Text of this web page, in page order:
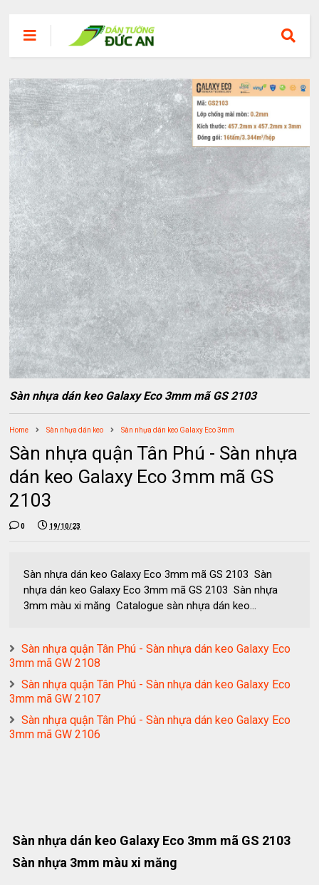
Sàn nhựa dán keo Galaxy Eco 3mm mã GS 2103
Home Sàn nhựa dán keo Sàn nhựa dán keo Galaxy Eco 3mm
Sàn nhựa quận Tân Phú - Sàn nhựa
dán keo Galaxy Eco 3mm mã GS
2103
0 19/10/23
Sàn nhựa dán keo Galaxy Eco 3mm mã GS 2103 Sàn
nhựa dán keo Galaxy Eco 3mm mã GS 2103 Sàn nhựa
3mm màu xi măng Catalogue sàn nhựa dán keo...
Sàn nhựa quận Tân Phú - Sàn nhựa dán keo Galaxy Eco
3mm mã GW 2108
Sàn nhựa quận Tân Phú - Sàn nhựa dán keo Galaxy Eco
3mm mã GW 2107
Sàn nhựa quận Tân Phú - Sàn nhựa dán keo Galaxy Eco
3mm mã GW 2106
Sàn nhựa dán keo Galaxy Eco 3mm mã GS 2103
Sàn nhựa 3mm màu xi măng